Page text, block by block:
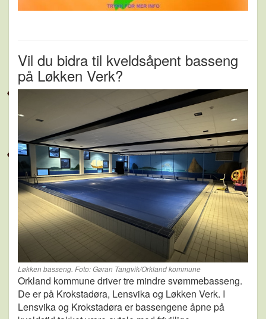
Vil du bidra til kveldsåpent basseng
på Løkken Verk?
Løkken basseng. Foto: Gøran Tangvik/Orkland kommune
Orkland kommune driver tre mindre svømmebasseng.
De er på Krokstadøra, Lensvika og Løkken Verk. I
Lensvika og Krokstadøra er bassengene åpne på